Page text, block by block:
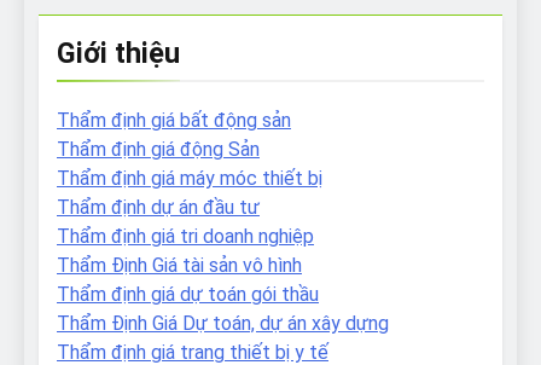
Giới thiệu
Thẩm định giá bất động sản
Thẩm định giá động Sản
Thẩm định giá máy móc thiết bị
Thẩm định dự án đầu tư
Thẩm định giá tri doanh nghiệp
Thẩm Định Giá tài sản vô hình
Thẩm định giá dự toán gói thầu
Thẩm Định Giá Dự toán, dự án xây dựng
Thẩm định giá trang thiết bị y tế